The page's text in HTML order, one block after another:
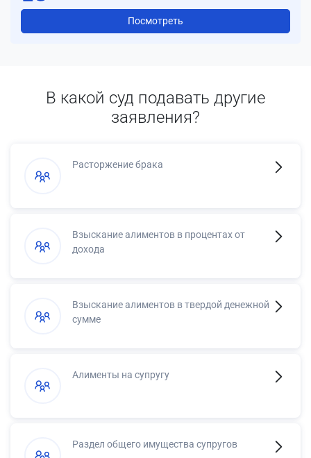
Посмотреть
В какой суд подавать другие
заявления?
Расторжение брака
Взыскание алиментов в процентах от
дохода
Взыскание алиментов в твердой денежной
сумме
Алименты на супругу
Раздел общего имущества супругов